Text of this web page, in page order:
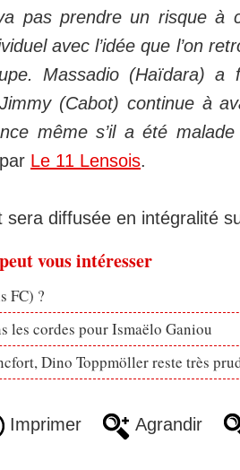
pas prendre un risque à
avec l’idée que l’on
Massadio (Haïdara) a
(Cabot) continue à
même s’il a été
Le 11 Lensois.
diffusée en intégralité
vous intéresser
FC) ?
les cordes pour Ismaëlo Ganiou
Dino Toppmöller reste très
Imprimer Agrandir